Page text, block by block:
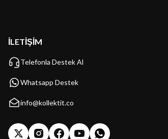
İLETİŞİM
Telefonla Destek Al
Whatsapp Destek
info@kollektit.co